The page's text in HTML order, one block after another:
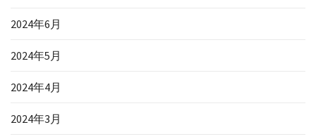
2024年6月
2024年5月
2024年4月
2024年3月